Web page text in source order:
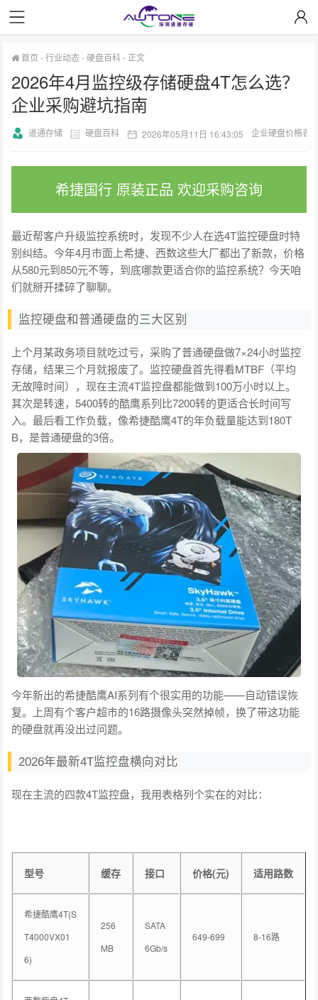
首页 -行业动态-硬盘百科- 正文
2026年4月监控级存储硬盘4T怎么选？
企业采购避坑指南
道通存储 硬盘百科 2026年05月11日 16:43:05 企业硬盘价格表
希捷国行 原装正品 欢迎采购咨询
最近帮客户升级监控系统时，发现不少人在选4T监控硬盘时特
别纠结。今年4月市面上希捷、西数这些大厂都出了新款，价格
从580元到850元不等，到底哪款更适合你的监控系统？今天咱
们就掰开揉碎了聊聊。
监控硬盘和普通硬盘的三大区别
上个月某政务项目就吃过亏，采购了普通硬盘做7×24小时监控
存储，结果三个月就报废了。监控硬盘首先得看MTBF（平均
无故障时间），现在主流4T监控盘都能做到100万小时以上。
其次是转速，5400转的酷鹰系列比7200转的更适合长时间写
入。最后看工作负载，像希捷酷鹰4T的年负载量能达到180T
B，是普通硬盘的3倍。
今年新出的希捷酷鹰AI系列有个很实用的功能——自动错误恢
复。上周有个客户超市的16路摄像头突然掉帧，换了带这功能
的硬盘就再没出过问题。
2026年最新4T监控盘横向对比
现在主流的四款4T监控盘，我用表格列个实在的对比：
型号 缓存 接口 价格(元) 适用路数
希捷酷鹰4T(S
T4000VX01
6)
256
MB
SATA
6Gb/s
649-699 8-16路